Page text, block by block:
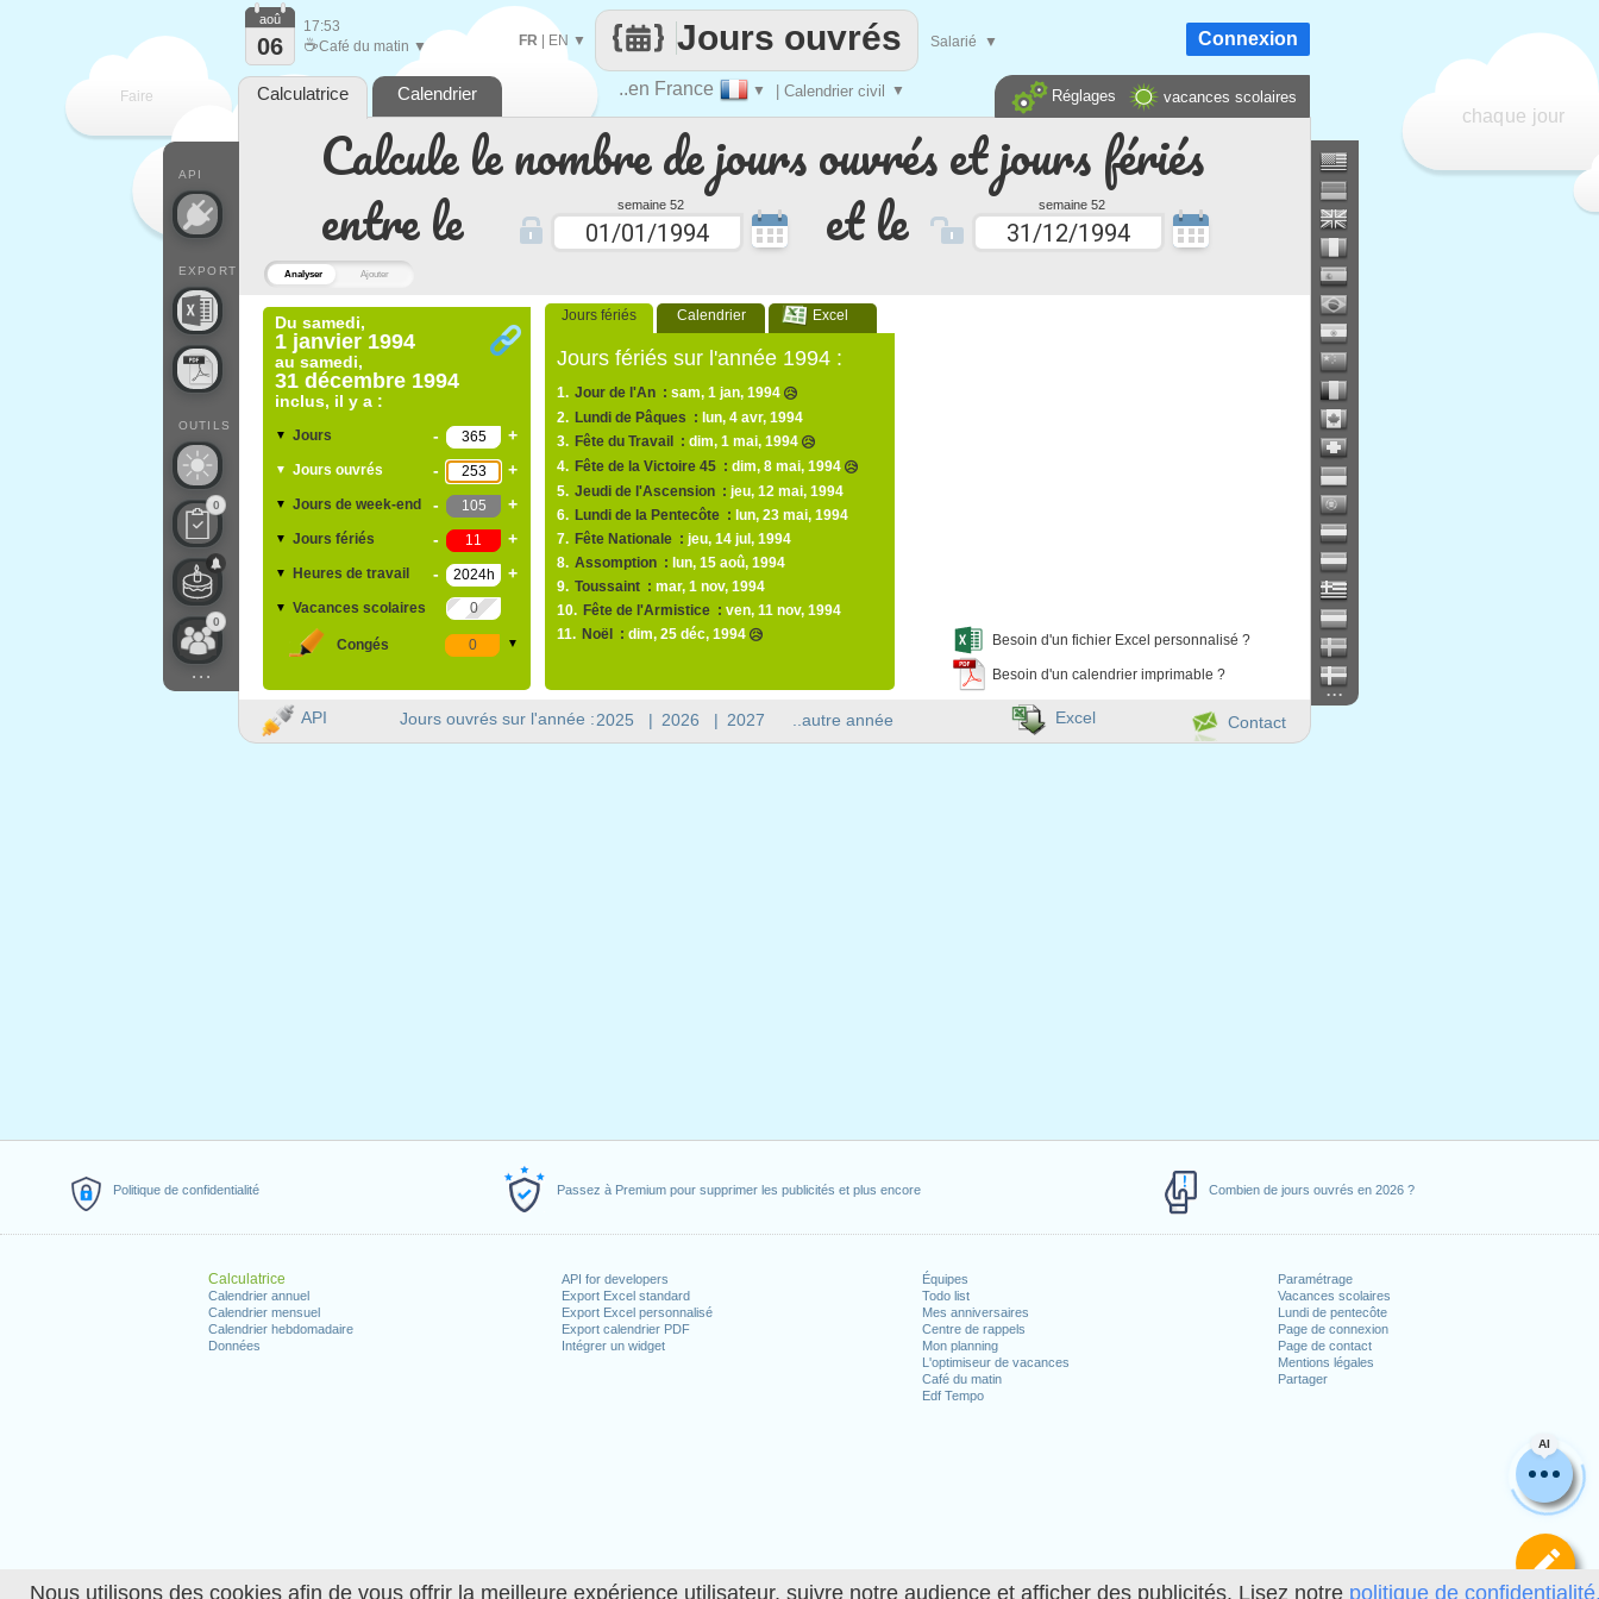
Nous utilisons des cookies afin de vous offrir la meilleure expérience utilisateur, suivre notre audience et afficher des publicités. Lisez notre politique de
Politique de confidentialité Passez à Premium pour supprimer les publicités et plus encore Combien de jours ouvrés en 2026 ?
Calculatrice
Calendrier annuel
Calendrier mensuel
Calendrier hebdomadaire
Données
API for developers
Export Excel standard
Export Excel personnalisé
Export calendrier PDF
Intégrer un widget
Équipes
Todo list
Mes anniversaires
Centre de rappels
Mon planning
L'optimiseur de vacances
Café du matin
Edf Tempo
Paramétrage
Vacances scolaires
Lundi de pentecôte
Page de connexion
Page de contact
Mentions légales
Partager
Analyser Ajouter
Calcule le nombre de jours ouvrés et jours fériés
entre le
semaine 52 et le semaine 52
Du samedi,
1 janvier 1994
au samedi,
31 décembre 1994
inclus, il y a :
▼ Jours - +
▼ Jours ouvrés - +
▼ Jours de week-end - +
▼ Jours fériés - +
▼ Heures de travail - +
▼ Vacances scolaires
Congés ▼
Jours fériés Calendrier Excel
Jours fériés sur l'année 1994 :
1. Jour de l'An : sam, 1 jan, 1994 😥
2. Lundi de Pâques : lun, 4 avr, 1994
3. Fête du Travail : dim, 1 mai, 1994 😥
4. Fête de la Victoire 45 : dim, 8 mai, 1994 😥
5. Jeudi de l'Ascension : jeu, 12 mai, 1994
6. Lundi de la Pentecôte : lun, 23 mai, 1994
7. Fête Nationale : jeu, 14 jul, 1994
8. Assomption : lun, 15 aoû, 1994
9. Toussaint : mar, 1 nov, 1994
10. Fête de l'Armistice : ven, 11 nov, 1994
11. Noël : dim, 25 déc, 1994 😥 Besoin d'un fichier Excel personnalisé ?
Besoin d'un calendrier imprimable ?
AI
Faire
chaque jour
..en France ▼ | Calendrier civil ▼
Jours ouvrés
FR EN ▼ Salarié ▼
API
EXPORT
OUTILS
0
0
...
aoû
06
17:53
☕Café du matin ▼ Connexion
Calculatrice Calendrier vacances scolaires
Réglages
Jours ouvrés sur l'année :2025 | 2026 | 2027 ..autre année
...
API Contact
Excel